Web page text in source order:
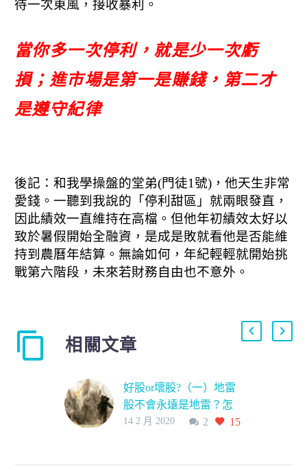
待一次東風，接收暴利。
當你多一次停利，就是少一次虧
損； 進市場是第一是賺錢，第二才
是遵守紀律
後記：和我學操盤的堂弟(門徒1號)，他天生非常
愛錢。 一聽到我說的「停利甜區」就兩眼發直，
因此績效一直維持在高檔。 但他年初績效太好以
致於暑假開始全融資，是成是敗就看他是否能維
持到農曆年結算。無論如何，年紀輕輕就開始挑
戰第六階段，未來若財務自由也不意外。
相關文章
好股or壞股?（一）地雷
股不會永遠是地雷？怎
麼判斷、以及能不能買
2 15
14 2 月 2020